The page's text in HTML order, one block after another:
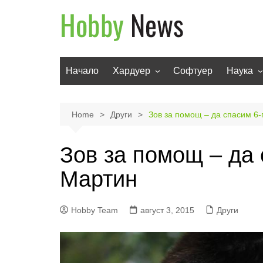
Начало Хардуер
Телевизори
Фото и видео
Софтуер Наука
Роботи
Home Други Зов за помощ – да спасим
Зов за помощ – да
Мартин
Hobby Team август 3, 2015 Други